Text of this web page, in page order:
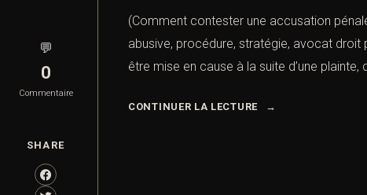
💬
0
Commentaire
SHARE
(Comment contester une accusation
abusive, procédure, stratégie, avocat
être mise en cause à la suite d’une plainte,
CONTINUER LA LECTURE